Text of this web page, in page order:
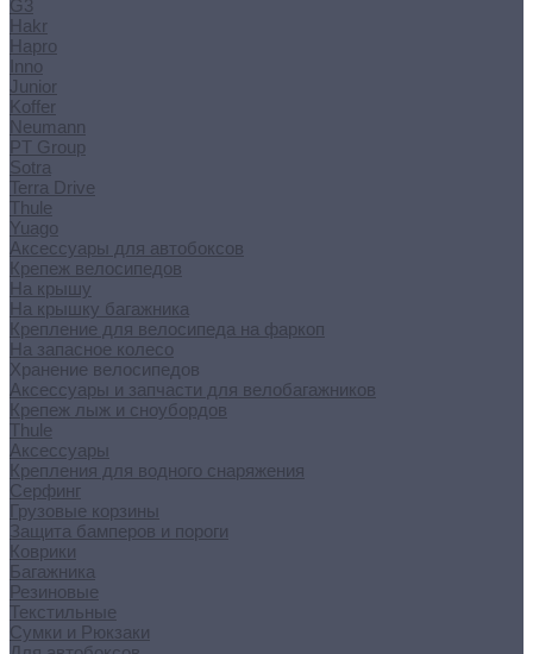
G3
Hakr
Hapro
Inno
Junior
Koffer
Neumann
PT Group
Sotra
Terra Drive
Thule
Yuago
Аксессуары для автобоксов
Крепеж велосипедов
На крышу
На крышку багажника
Крепление для велосипеда на фаркоп
На запасное колесо
Хранение велосипедов
Аксессуары и запчасти для велобагажников
Крепеж лыж и сноубордов
Thule
Аксессуары
Крепления для водного снаряжения
Серфинг
Грузовые корзины
Защита бамперов и пороги
Коврики
Багажника
Резиновые
Текстильные
Сумки и Рюкзаки